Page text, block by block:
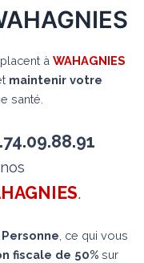
à WAHAGNIES
maintenir votre
santé.
.
, ce qui vous
fiscale de 50% sur